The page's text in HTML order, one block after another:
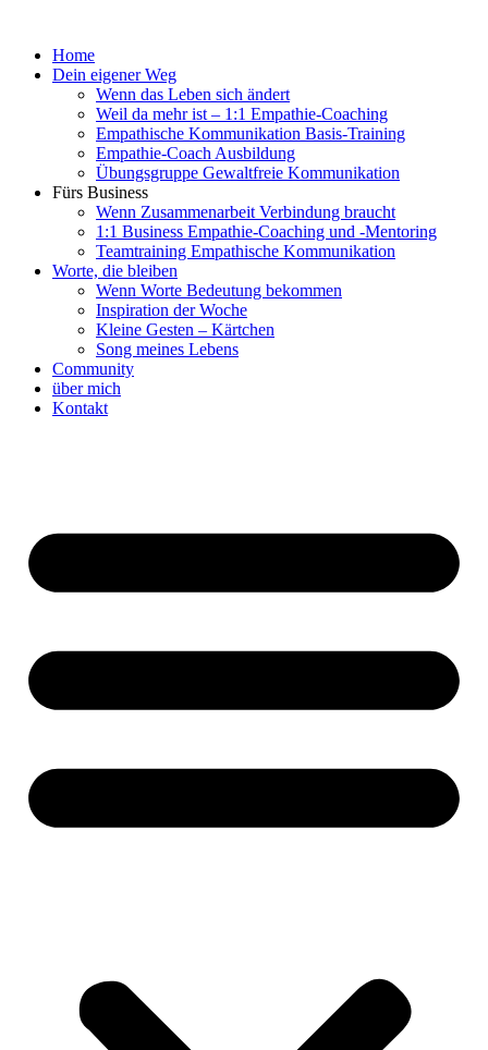
springenHome
Dein eigener Weg
Wenn das Leben sich ändert
Weil da mehr ist – 1:1 Empathie-Coaching
Empathische Kommunikation Basis-Training
Empathie-Coach Ausbildung
Übungsgruppe Gewaltfreie Kommunikation
Fürs Business
Wenn Zusammenarbeit Verbindung braucht
1:1 Business Empathie-Coaching und -Mentoring
Teamtraining Empathische Kommunikation
Worte, die bleiben
Wenn Worte Bedeutung bekommen
Inspiration der Woche
Kleine Gesten – Kärtchen
Song meines Lebens
Community
über mich
Kontakt